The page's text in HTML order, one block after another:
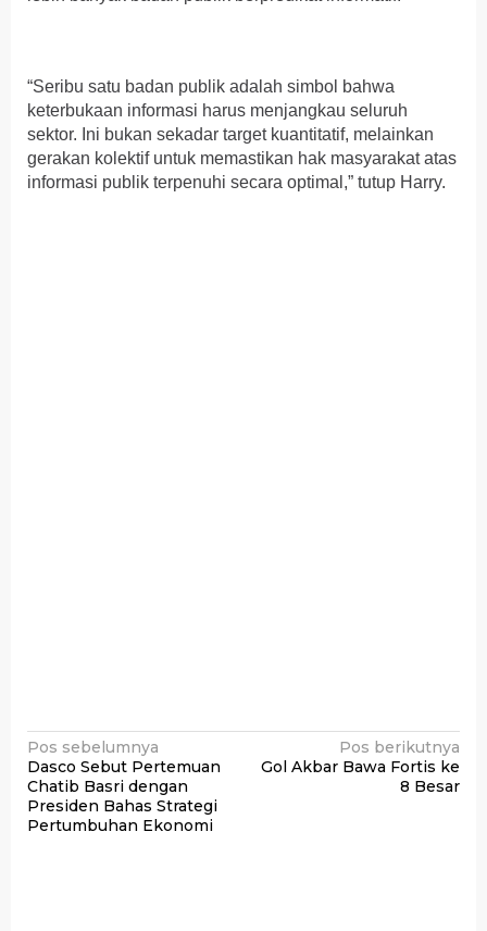
“Seribu satu badan publik adalah simbol bahwa
keterbukaan informasi harus menjangkau seluruh
sektor. Ini bukan sekadar target kuantitatif, melainkan
gerakan kolektif untuk memastikan hak masyarakat atas
informasi publik terpenuhi secara optimal,” tutup Harry.
Navigasi
pos
Pos sebelumnya
Dasco Sebut Pertemuan
Chatib Basri dengan
Presiden Bahas Strategi
Pertumbuhan Ekonomi
Pos berikutnya
Gol Akbar Bawa Fortis ke
8 Besar